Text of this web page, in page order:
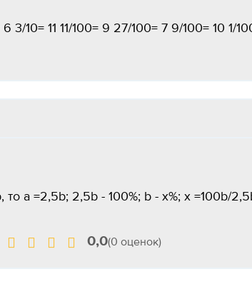
10= 11 11/100= 9 27/100= 7 9/100= 10 1/
то а =2,5b; 2,5b - 100%; b - х%; х =100b/
0,0(0 оценок)